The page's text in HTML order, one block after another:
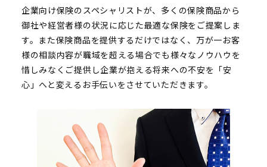
企業向け保険のスペシャリストが、多くの保険商品から
御社や経営者様の状況に応じた最適な保険をご提案しま
す。また保険商品を提供するだけではなく、万が一お客
様の相談内容が職域を超える場合でも様々なノウハウを
惜しみなくご提供し企業が抱える将来への不安を「安
心」へと変えるお手伝いをさせていただきます。